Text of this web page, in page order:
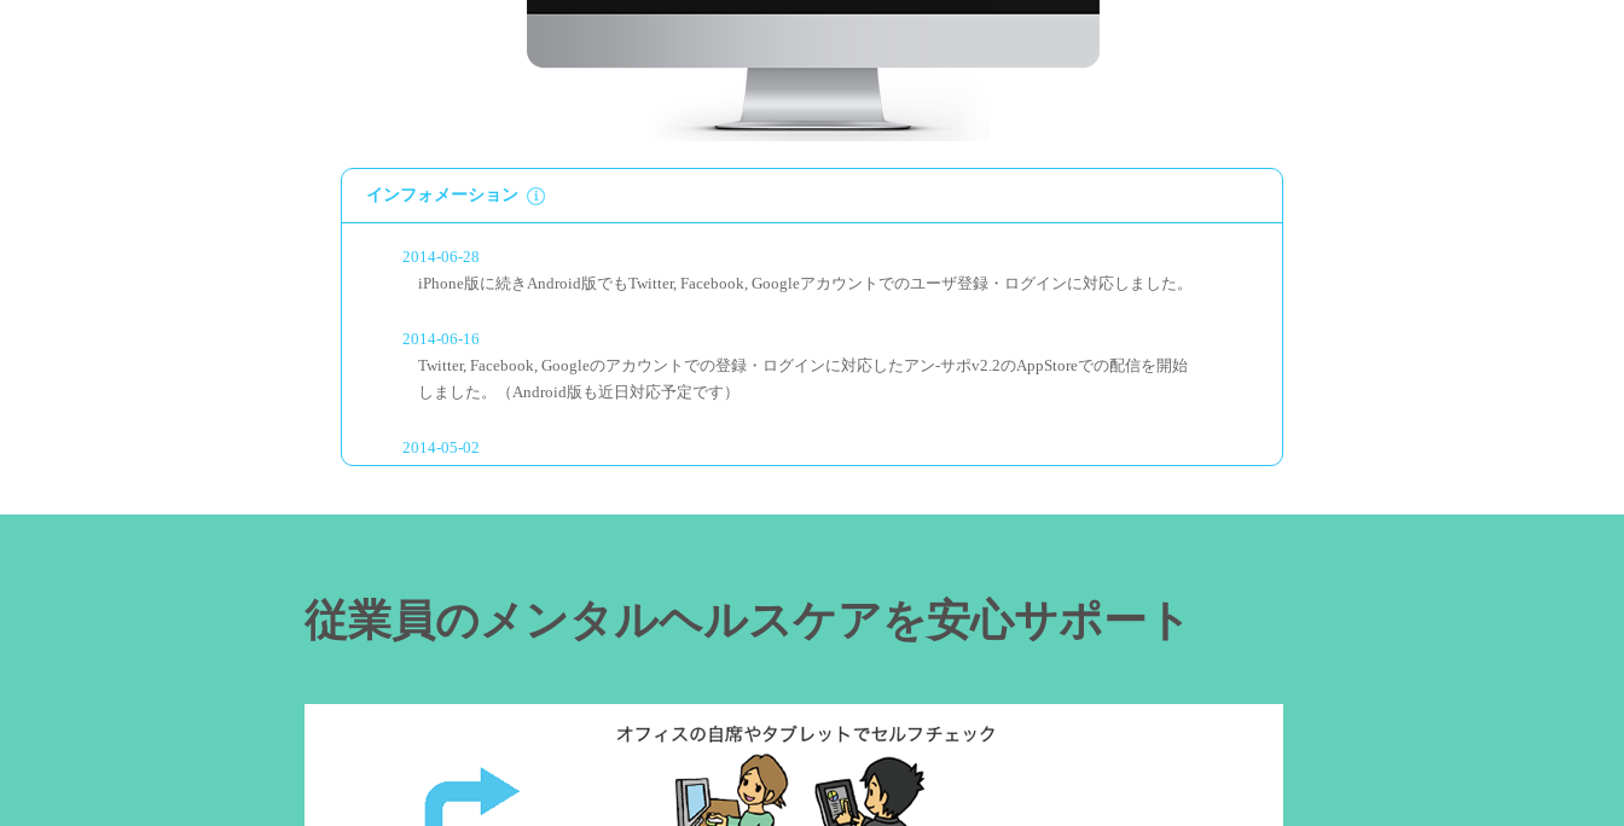
インフォメーション
2014-06-28
iPhone版に続きAndroid版でもTwitter, Facebook, Googleアカウントでのユーザ登録・ログインに対応しました。
2014-06-16
Twitter, Facebook, Googleのアカウントでの登録・ログインに対応したアン-サポv2.2のAppStoreでの配信を開始
しました。（Android版も近日対応予定です）
2014-05-02
2014-03-21
アン-サポ初のメジャーバージョンアップとなるv2.0.0をApp Storeにて配信開始しました。
南山堂「レシピ」最新号（2014年冬号 Vol.13 No.1）に、アン-サポが掲載/紹介されています。>>
アン-サポが福島民報(1/11 郡山・県南版）と福島民友(1/13 全県版)に掲載/紹介されました。
従業員のメンタルヘルスケアを安心サポート